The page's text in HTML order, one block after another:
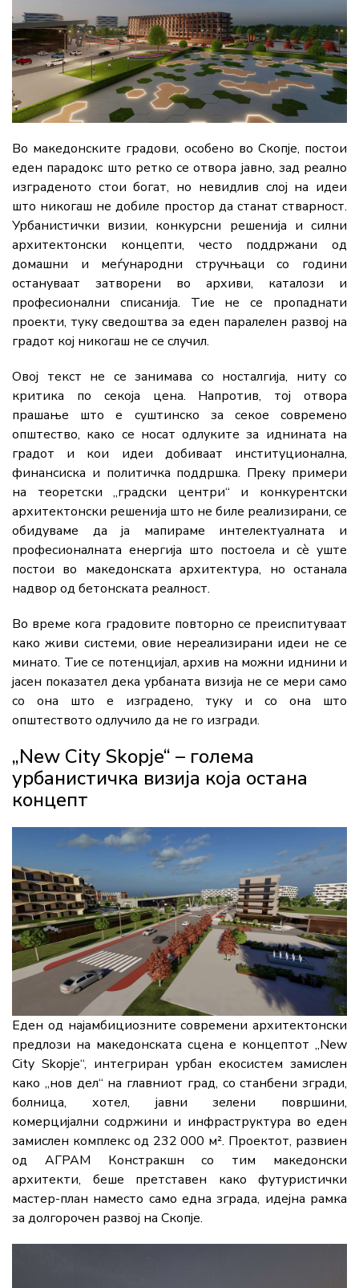
Во македонските градови, особено во Скопје, постои
еден парадокс што ретко се отвора јавно, зад реално
изграденото стои богат, но невидлив слој на идеи
што никогаш не добиле простор да станат стварност.
Урбанистички визии, конкурсни решенија и силни
архитектонски концепти, често поддржани од
домашни и меѓународни стручњаци со години
остануваат затворени во архиви, каталози и
професионални списанија. Тие не се пропаднати
проекти, туку сведоштва за еден паралелен развој на
градот кој никогаш не се случил.
Овој текст не се занимава со носталгија, ниту со
критика по секоја цена. Напротив, тој отвора
прашање што е суштинско за секое современо
општество, како се носат одлуките за иднината на
градот и кои идеи добиваат институционална,
финансиска и политичка поддршка. Преку примери
на теоретски „градски центри“ и конкурентски
архитектонски решенија што не биле реализирани, се
обидуваме да ја мапираме интелектуалната и
професионалната енергија што постоела и сè уште
постои во македонската архитектура, но останала
надвор од бетонската реалност.
Во време кога градовите повторно се преиспитуваат
како живи системи, овие нереализирани идеи не се
минато. Тие се потенцијал, архив на можни иднини и
јасен показател дека урбаната визија не се мери само
со она што е изградено, туку и со она што
општеството одлучило да не го изгради.
„New City Skopje“ – голема
урбанистичка визија која остана
концепт
Еден од најамбициозните современи архитектонски
предлози на македонската сцена е концептот „New
City Skopje“, интегриран урбан екосистем замислен
како „нов дел“ на главниот град, со станбени згради,
болница, хотел, јавни зелени површини,
комерцијални содржини и инфраструктура во еден
замислен комплекс од 232 000 м². Проектот, развиен
од АГРАМ Констракшн со тим македонски
архитекти, беше претставен како футуристички
мастер-план наместо само една зграда, идејна рамка
за долгорочен развој на Скопје.